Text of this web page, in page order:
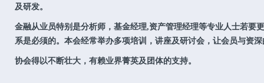
及研发。
金融从业员特别是分析师，基金经理,资产管理经理等专业人士若要
系是必须的。本会经常举办多项培训，讲座及研讨会，让会员与资
协会得以不断壮大，有赖业界菁英及团体的支持。